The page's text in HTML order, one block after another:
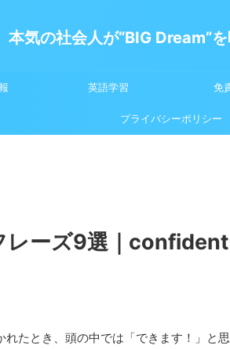
本気の社会人が“BIG Dream”
英語学習 免
プライバシーポリシー
レーズ9選｜
たとき、頭の中では「できます！」と思